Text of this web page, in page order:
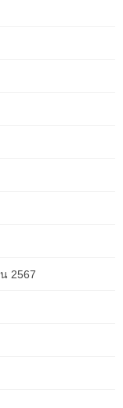
natural
in
Costs, Risks,
looking out for
particularly here
a place […]
Aged Care
blending
and tailoring
2567